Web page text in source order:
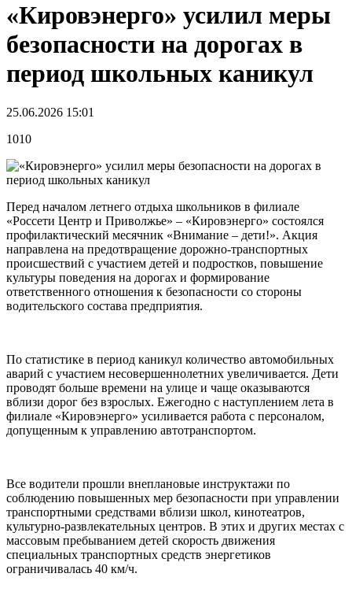
«Кировэнерго» усилил меры
безопасности на дорогах в
период школьных каникул
25.06.2026 15:01
1010
Перед началом летнего отдыха школьников в филиале
«Россети Центр и Приволжье» – «Кировэнерго» состоялся
профилактический месячник «Внимание – дети!». Акция
направлена на предотвращение дорожно-транспортных
происшествий с участием детей и подростков, повышение
культуры поведения на дорогах и формирование
ответственного отношения к безопасности со стороны
водительского состава предприятия.
По статистике в период каникул количество автомобильных
аварий с участием несовершеннолетних увеличивается. Дети
проводят больше времени на улице и чаще оказываются
вблизи дорог без взрослых. Ежегодно с наступлением лета в
филиале «Кировэнерго» усиливается работа с персоналом,
допущенным к управлению автотранспортом.
Все водители прошли внеплановые инструктажи по
соблюдению повышенных мер безопасности при управлении
транспортными средствами вблизи школ, кинотеатров,
культурно-развлекательных центров. В этих и других местах с
массовым пребыванием детей скорость движения
специальных транспортных средств энергетиков
ограничивалась 40 км/ч.